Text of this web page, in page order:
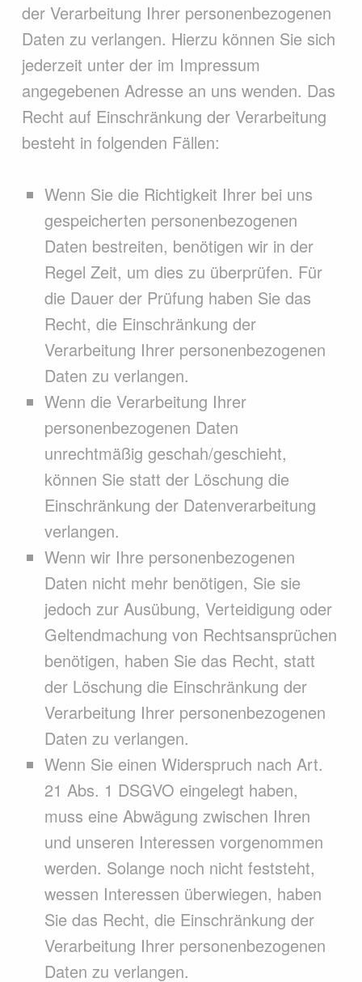
der Verarbeitung Ihrer personenbezogenen
Daten zu verlangen. Hierzu können Sie sich
jederzeit unter der im Impressum
angegebenen Adresse an uns wenden. Das
Recht auf Einschränkung der Verarbeitung
besteht in folgenden Fällen:
Wenn Sie die Richtigkeit Ihrer bei uns
gespeicherten personenbezogenen
Daten bestreiten, benötigen wir in der
Regel Zeit, um dies zu überprüfen. Für
die Dauer der Prüfung haben Sie das
Recht, die Einschränkung der
Verarbeitung Ihrer personenbezogenen
Daten zu verlangen.
Wenn die Verarbeitung Ihrer
personenbezogenen Daten
unrechtmäßig geschah/geschieht,
können Sie statt der Löschung die
Einschränkung der Datenverarbeitung
verlangen.
Wenn wir Ihre personenbezogenen
Daten nicht mehr benötigen, Sie sie
jedoch zur Ausübung, Verteidigung oder
Geltendmachung von Rechtsansprüchen
benötigen, haben Sie das Recht, statt
der Löschung die Einschränkung der
Verarbeitung Ihrer personenbezogenen
Daten zu verlangen.
Wenn Sie einen Widerspruch nach Art.
21 Abs. 1 DSGVO eingelegt haben,
muss eine Abwägung zwischen Ihren
und unseren Interessen vorgenommen
werden. Solange noch nicht feststeht,
wessen Interessen überwiegen, haben
Sie das Recht, die Einschränkung der
Verarbeitung Ihrer personenbezogenen
Daten zu verlangen.